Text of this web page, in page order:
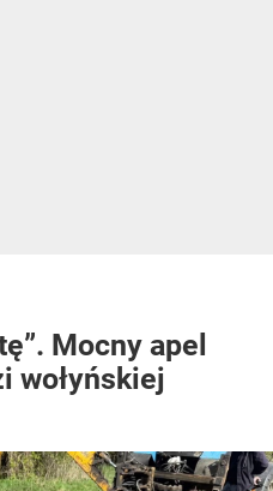
Mocny apel
wołyńskiej